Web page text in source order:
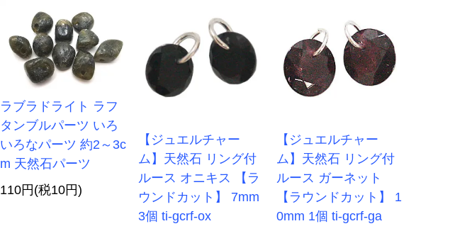
ラブラドライト ラフ
タンブルパーツ いろ
いろなパーツ 約2～3c
m 天然石パーツ
110円(税10円)
【ジュエルチャー
ム】天然石 リング付
ルース オニキス 【ラ
ウンドカット】 7mm
3個 ti-gcrf-ox
【ジュエルチャー
ム】天然石 リング付
ルース ガーネット
【ラウンドカット】 1
0mm 1個 ti-gcrf-ga